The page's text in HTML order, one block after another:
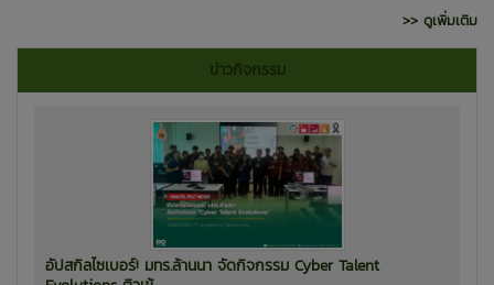
>> ดูเพิ่มเติม
ข่าวกิจกรรม
อัปสกิลไซเบอร์! มทร.ล้านนา จัดกิจกรรม Cyber Talent